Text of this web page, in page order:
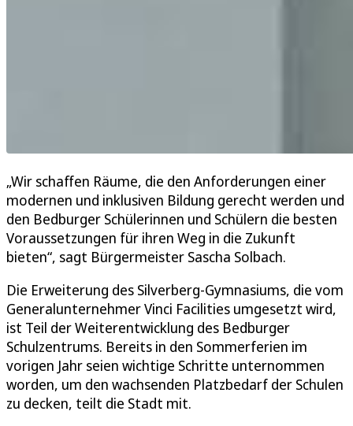
„Wir schaffen Räume, die den Anforderungen einer
modernen und inklusiven Bildung gerecht werden und
den Bedburger Schülerinnen und Schülern die besten
Voraussetzungen für ihren Weg in die Zukunft
bieten“, sagt Bürgermeister Sascha Solbach.
Die Erweiterung des Silverberg-Gymnasiums, die vom
Generalunternehmer Vinci Facilities umgesetzt wird,
ist Teil der Weiterentwicklung des Bedburger
Schulzentrums. Bereits in den Sommerferien im
vorigen Jahr seien wichtige Schritte unternommen
worden, um den wachsenden Platzbedarf der Schulen
zu decken, teilt die Stadt mit.